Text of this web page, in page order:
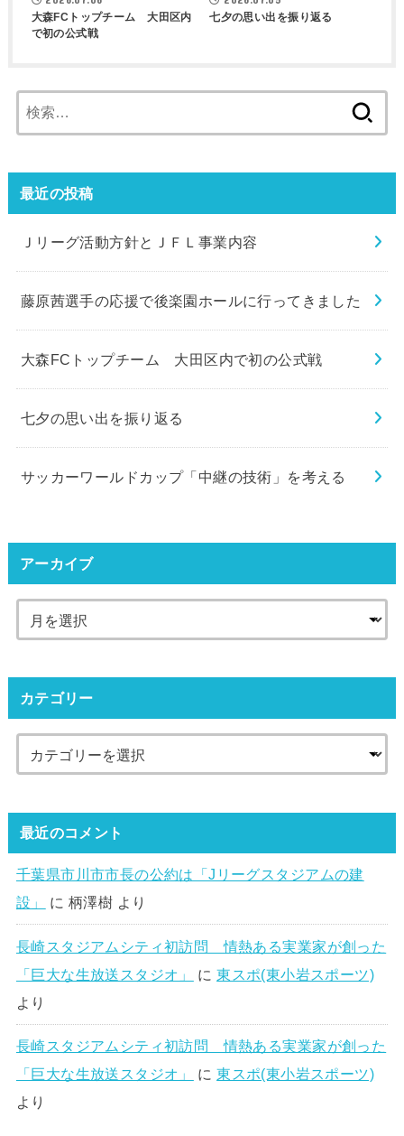
大森FCトップチーム 大田区内
で初の公式戦
七夕の思い出を振り返る
索:
最近の投稿
Ｊリーグ活動方針とＪＦＬ事業内容
藤原茜選手の応援で後楽園ホールに行ってきました
大森FCトップチーム 大田区内で初の公式戦
七夕の思い出を振り返る
サッカーワールドカップ「中継の技術」を考える
アーカイブ
カテゴリー
最近のコメント
千葉県市川市市長の公約は「Jリーグスタジアムの建
設」
に 柄澤樹 より
長崎スタジアムシティ初訪問 情熱ある実業家が創った
「巨大な生放送スタジオ」
に東スポ(東小岩スポーツ)
より
長崎スタジアムシティ初訪問 情熱ある実業家が創った
「巨大な生放送スタジオ」
に東スポ(東小岩スポーツ)
より